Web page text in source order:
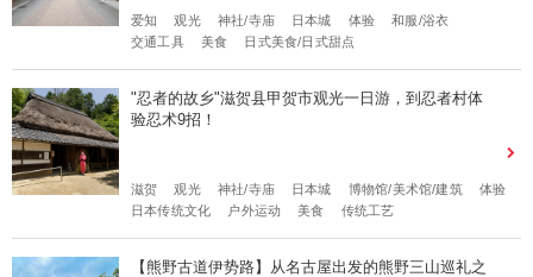
爱知 观光 神社/寺庙 日本城 体验
和服/浴衣
交通工具
美食 日式美食/日式甜点
"忍者的故乡"滋贺县甲贺市观光一日游，到忍者村体
验忍术9招！
滋贺 观光 神社/寺庙 日本城 博物馆/美术馆/建筑
体验
日本传统文化
户外运动 美食 传统工艺
【熊野古道伊势路】从名古屋出发的熊野三山巡礼之